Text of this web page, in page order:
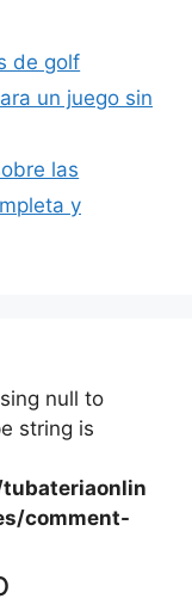
de golf
un juego sin
las
y
null to
string is
comment-